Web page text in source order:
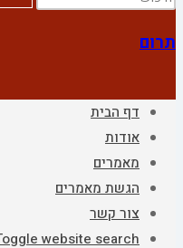
תרום
דף הבית
אודות
מאמרים
הגשת מאמרים
צור קשר
website search